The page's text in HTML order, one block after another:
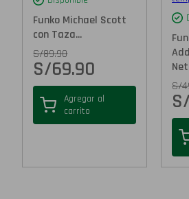
Funko Michael Scott
con Taza...
S/89.90
S/69.90
Agregar al
carrito
S/
S/